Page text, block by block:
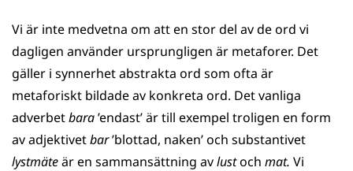
Vi är inte medvetna om att en stor del av de ord vi
dagligen använder ursprungligen är metaforer. Det
gäller i synnerhet abstrakta ord som ofta är
metaforiskt bildade av konkreta ord. Det vanliga
adverbetbara’endast’ är till exempel troligen en form
av adjektivetbar’blottad, naken’ och substantivet
lystmäteär en sammansättning avlustoch mat. Vi